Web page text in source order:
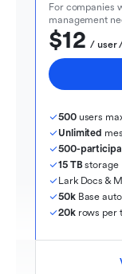
For companies
management
$12
/
500 users
Unlimited
500-
15 TB storage
Lark Docs &
50k Base
20k rows per